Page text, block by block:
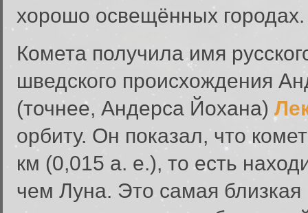
хорошо освещённых городах.
Комета получила имя
шведского происхождения
(точнее, Андерса Йохана)
орбиту. Он показал, что
км (0,015 а. е.), то есть
чем Луна. Это самая близкая